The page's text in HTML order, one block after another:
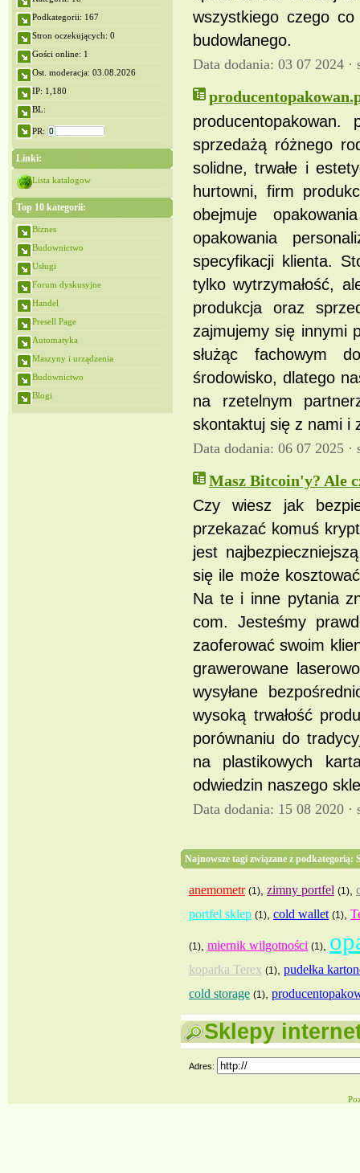
Podkategorii: 167
Stron oczekujących: 0
Gości online: 1
Ost. moderacja: 03.08.2026
IP: 1,180
BL:
PR:
Linki:
Lista katalogow
Top 10 kategorii:
Biznes
Budownictwo
Usługi
Forum dyskusyjne
Handel
Presell Page
Automatyka
Maszyny i urządzenia
Budownictwo
Blogi
wszystkiego czego co
budowlanego.
Data dodania: 03 07 2024 ·
sprzedażą różnego
solidne, trwałe i
hurtowni, firm
obejmuje
opakowania
specyfikacji klienta.
tylko wytrzymałość,
produkcja oraz
zajmujemy się innymi
służąc fachowym
środowisko, dlatego
na rzetelnym
skontaktuj się z nami i
Data dodania: 06 07 2025 ·
Masz Bitcoin'y? Ale
Czy wiesz jak
przekazać komuś
jest
się ile może
Na te i inne pytania
com. Jesteśmy
zaoferować swoim
grawerowane
wysyłane
wysoką trwałość
porównaniu do
na plastikowych
odwiedzin naszego
Data dodania: 15 08 2020 ·
Najnowsze tagi związane z podkategorią:
anemometr (1) zimny portfel (1)
portfel sklep (1) cold wallet (1)
(1) miernik wilgotności (1)
koparka Terex (1) pudełka
cold storage (1)
Sklepy
Adres: